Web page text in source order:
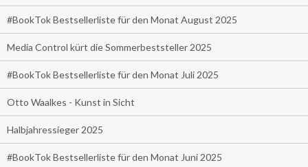
#BookTok Bestsellerliste für den Monat August 2025
Media Control kürt die Sommerbeststeller 2025
#BookTok Bestsellerliste für den Monat Juli 2025
Otto Waalkes - Kunst in Sicht
Halbjahressieger 2025
#BookTok Bestsellerliste für den Monat Juni 2025